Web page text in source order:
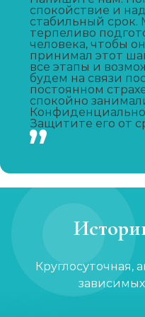
от 6 500 ₽/сутки
Лечение зависимости
от 6 000 ₽/сутки
Лечение зависимости
от 6 000 ₽/сутки
от 2 000 ₽
спокойствие и
стабильный
терпеливо
человека, чтобы
принимал этот
все этапы и
будем на связи
постоянном
спокойно
Защитите его от
Круглосуточная,